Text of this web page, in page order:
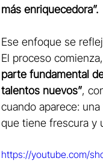
más enriquecedora”.
Ese enfoque se
El proceso
parte fundamental
talentos nuevos”,
cuando aparece:
que tiene frescura y
https://youtube.com/